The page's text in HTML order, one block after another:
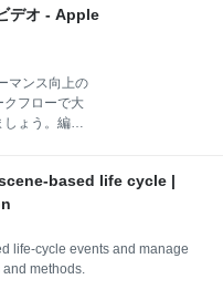
ース
ビデオ SD
の製品エ
ムの体験に柔
デオ - Apple
マンス向上の
クフローで大
ょう。編集
ン）について
クション
10:37 - イ
ーマンス
め リソース
based life cycle |
life-cycle events and manage
methods.